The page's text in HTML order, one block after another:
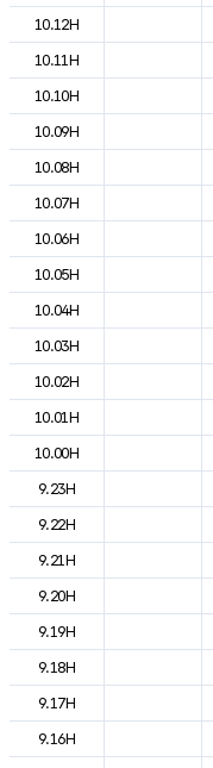
10.12H
10.11H
10.10H
10.09H
10.08H
10.07H
10.06H
10.05H
10.04H
10.03H
10.02H
10.01H
10.00H
9.23H
9.22H
9.21H
9.20H
9.19H
9.18H
9.17H
9.16H